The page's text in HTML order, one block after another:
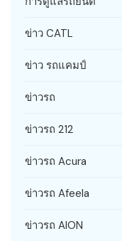
ข่าว CATL
ข่าว รถแคมป์
ข่าวรถ
ข่าวรถ 212
ข่าวรถ Acura
ข่าวรถ Afeela
ข่าวรถ AION